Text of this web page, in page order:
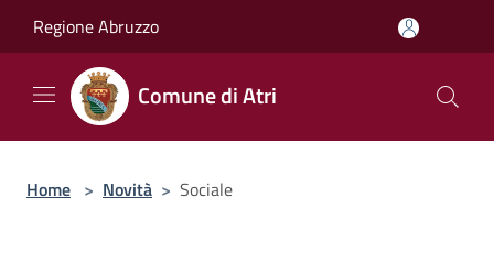
Regione Abruzzo
Comune di Atri
Home > Novità > Sociale